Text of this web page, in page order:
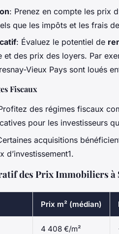
: Prenez en compte les prix
que les impôts et les frais
: Évaluez le potentiel de
et des prix des loyers. Par
Vieux Pays sont loués
Fiscaux
des régimes fiscaux
pour les investisseurs
acquisitions
d’investissement1.
des Prix Immobiliers à
Prix m² (médian)
4 408 €/m²